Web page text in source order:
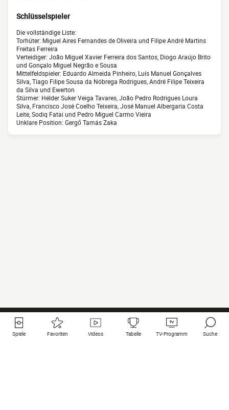
Schlüsselspieler
Die vollständige Liste:
Torhüter: Miguel Aires Fernandes de Oliveira und Filipe André Martins
Freitas Ferreira
Verteidiger: João Miguel Xavier Ferreira dos Santos, Diogo Araújo Brito
und Gonçalo Miguel Negrão e Sousa
Mittelfeldspieler: Eduardo Almeida Pinheiro, Luís Manuel Gonçalves
Silva, Tiago Filipe Sousa da Nóbrega Rodrigues, André Filipe Teixeira
da Silva und Ewerton
Stürmer: Hélder Suker Veiga Tavares, João Pedro Rodrigues Loura
Silva, Francisco José Coelho Teixeira, José Manuel Albergaria Costa
Leite, Sodiq Fatai und Pedro Miguel Carmo Vieira
Unklare Position: Gergő Tamás Zaka
Spiele Favoriten Videos Tabelle TV-Programm Suche